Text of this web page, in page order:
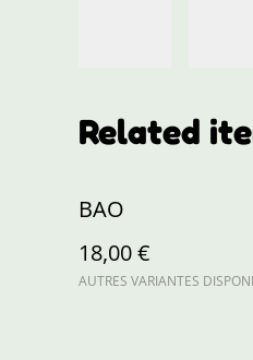
Related
BAO
18,00 €
AUTRES VARIANTES